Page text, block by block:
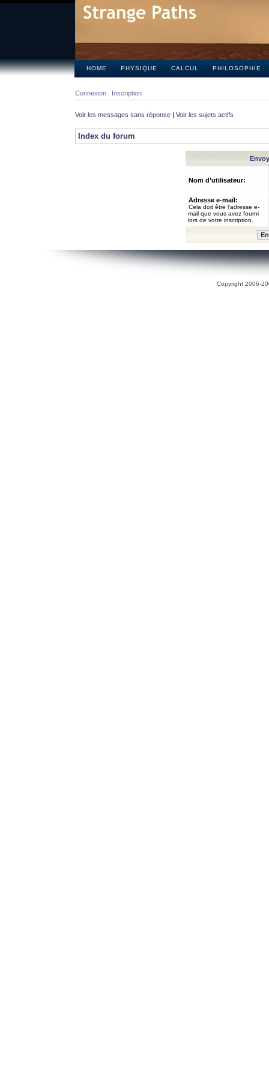
HOME PHYSIQUE CALCUL PHILOSOPHIE
Connexion Inscription
Voir les messages sans réponse | Voir les sujets actifs
Index du forum
Nom d’utilisateur:
Adresse e-mail:
Cela doit être l’adresse e-
mail que vous avez fourni
lors de votre inscription.
Copyright 2006-